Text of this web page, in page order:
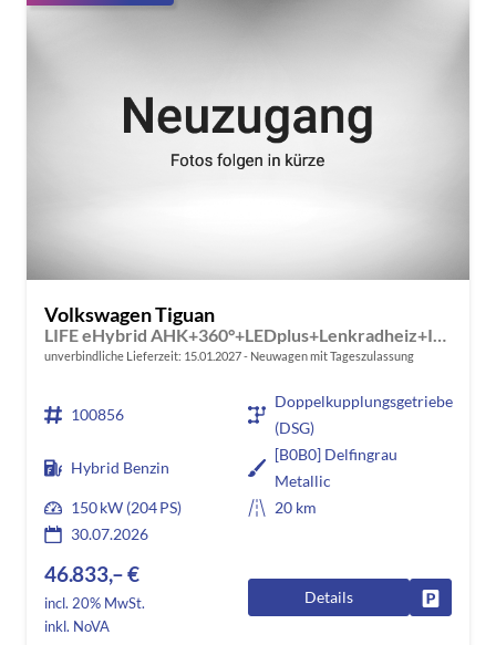
Volkswagen Tiguan
LIFE eHybrid AHK+360°+LEDplus+Lenkradheiz+IQ.Drive+ACC+AppConnect+eHeck
unverbindliche Lieferzeit: 15.01.2027 Neuwagen mit Tageszulassung
100856
Doppelkupplungsgetriebe
(DSG)
Hybrid Benzin
[B0B0] Delfingrau
Metallic
150 kW (204 PS)
20 km
30.07.2026
46.833,– €
incl. 20% MwSt.
inkl. NoVA
Details